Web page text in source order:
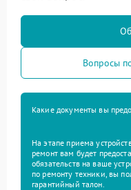
Вопросы
Какие документы вы
На этапе приема
ремонт вам будет
обязательств на ваше
по ремонту техники, вы
гарантийный талон.